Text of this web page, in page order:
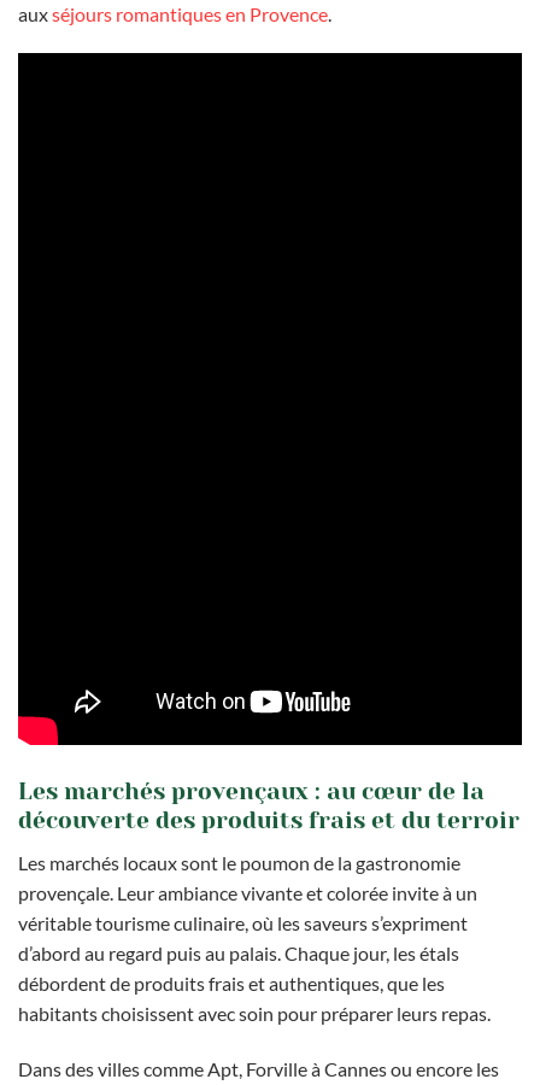
auxséjours romantiques en Provence
Les marchés provençaux : au cœur de la
découverte des produits frais et du terroir
Les marchés locaux sont le poumon de la gastronomie
provençale. Leur ambiance vivante et colorée invite à un
véritable tourisme culinaire, où les saveurs s’expriment
d’abord au regard puis au palais. Chaque jour, les étals
débordent de produits frais et authentiques, que les
habitants choisissent avec soin pour préparer leurs repas.
Dans des villes comme Apt, Forville à Cannes ou encore les